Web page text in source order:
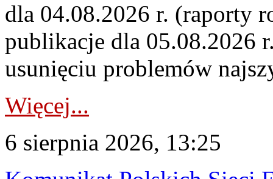
dla 04.08.2026 r. (raporty
publikacje dla 05.08.2026
usunięciu problemów
Więcej...
6 sierpnia 2026, 13:25